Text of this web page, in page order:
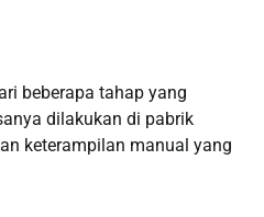
beberapa tahap yang
dilakukan di pabrik
keterampilan manual yang